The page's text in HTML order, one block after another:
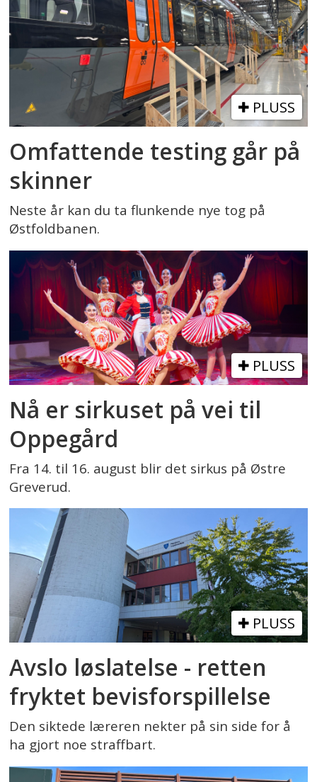
PLUSS
Omfattende testing går på
skinner
Neste år kan du ta flunkende nye tog på
Østfoldbanen.
PLUSS
Nå er sirkuset på vei til
Oppegård
Fra 14. til 16. august blir det sirkus på Østre
Greverud.
PLUSS
Avslo løslatelse - retten
fryktet bevisforspillelse
Den siktede læreren nekter på sin side for å
ha gjort noe straffbart.